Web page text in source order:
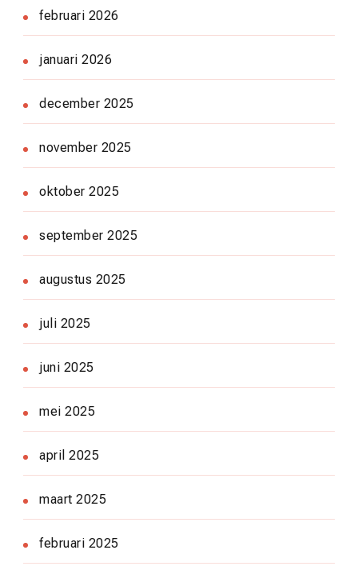
februari 2026
januari 2026
december 2025
november 2025
oktober 2025
september 2025
augustus 2025
juli 2025
juni 2025
mei 2025
april 2025
maart 2025
februari 2025